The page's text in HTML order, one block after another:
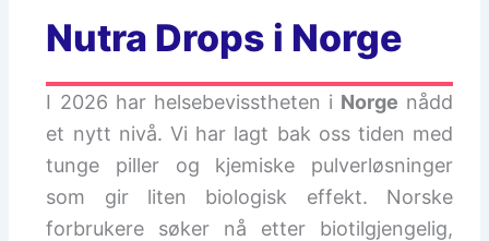
Nutra Drops i Norge
I 2026 har helsebevisstheten i Norge nådd
et nytt nivå. Vi har lagt bak oss tiden med
tunge piller og kjemiske pulverløsninger
som gir liten biologisk effekt. Norske
forbrukere søker nå etter biotilgjengelig,